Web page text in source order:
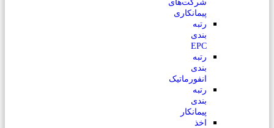
شرکت‌های
پیمانکاری
رتبه
بندی
EPC
رتبه
بندی
انفورماتیک
رتبه
بندی
پیمانکار
اخذ